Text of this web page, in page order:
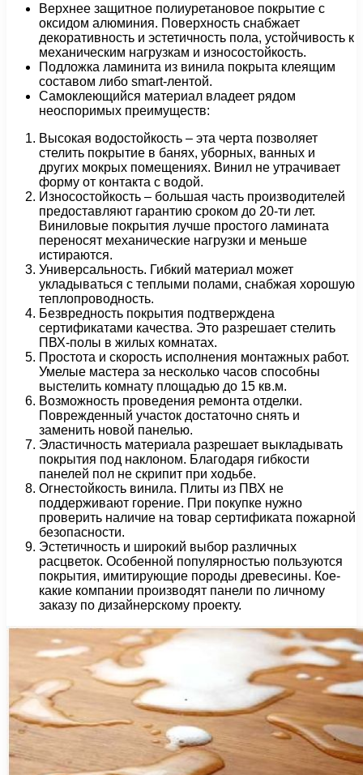
Верхнее защитное полиуретановое покрытие с
оксидом алюминия. Поверхность снабжает
декоративность и эстетичность пола, устойчивость к
механическим нагрузкам и износостойкость.
Подложка ламинита из винила покрыта клеящим
составом либо smart-лентой.
Самоклеющийся материал владеет рядом
неоспоримых преимуществ:
Высокая водостойкость – эта черта позволяет
стелить покрытие в банях, уборных, ванных и
других мокрых помещениях. Винил не утрачивает
форму от контакта с водой.
Износостойкость – большая часть производителей
предоставляют гарантию сроком до 20-ти лет.
Виниловые покрытия лучше простого ламината
переносят механические нагрузки и меньше
истираются.
Универсальность. Гибкий материал может
укладываться с теплыми полами, снабжая хорошую
теплопроводность.
Безвредность покрытия подтверждена
сертификатами качества. Это разрешает стелить
ПВХ-полы в жилых комнатах.
Простота и скорость исполнения монтажных работ.
Умелые мастера за несколько часов способны
выстелить комнату площадью до 15 кв.м.
Возможность проведения ремонта отделки.
Поврежденный участок достаточно снять и
заменить новой панелью.
Эластичность материала разрешает выкладывать
покрытия под наклоном. Благодаря гибкости
панелей пол не скрипит при ходьбе.
Огнестойкость винила. Плиты из ПВХ не
поддерживают горение. При покупке нужно
проверить наличие на товар сертификата пожарной
безопасности.
Эстетичность и широкий выбор различных
расцветок. Особенной популярностью пользуются
покрытия, имитирующие породы древесины. Кое-
какие компании производят панели по личному
заказу по дизайнерскому проекту.